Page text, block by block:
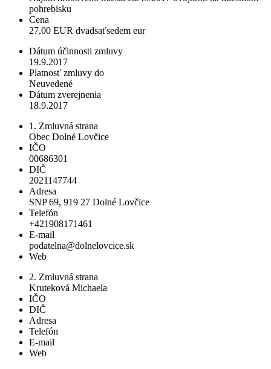
pohrebisku
Cena
27,00 EUR dvadsaťsedem eur
Dátum účinnosti zmluvy
19.9.2017
Platnosť zmluvy do
Neuvedené
Dátum zverejnenia
18.9.2017
1. Zmluvná strana
Obec Dolné Lovčice
IČO
00686301
DIČ
2021147744
Adresa
SNP 69, 919 27 Dolné Lovčice
Telefón
+421908171461
E-mail
podatelna@dolnelovcice.sk
Web
2. Zmluvná strana
Kruteková Michaela
IČO
DIČ
Adresa
Telefón
E-mail
Web